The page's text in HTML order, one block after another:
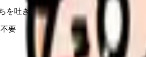
吐き出して、何がつらいのか、辞め
要